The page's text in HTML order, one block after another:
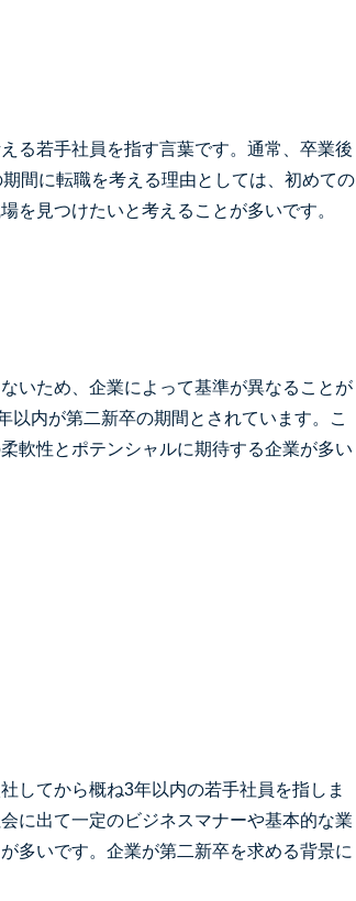
る若手社員を指す言葉です。通常、卒業後
間に転職を考える理由としては、初めての
を見つけたいと考えることが多いです。
いため、企業によって基準が異なることが
以内が第二新卒の期間とされています。こ
軟性とポテンシャルに期待する企業が多い
してから概ね3年以内の若手社員を指しま
に出て一定のビジネスマナーや基本的な業
多いです。企業が第二新卒を求める背景に